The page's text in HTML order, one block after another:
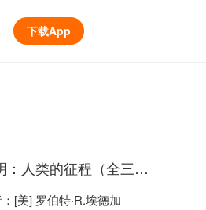
下载App
文明：人类的征程（全三册）
[美] 罗伯特·R.埃德加